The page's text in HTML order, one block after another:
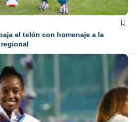
el telón con homenaje a la